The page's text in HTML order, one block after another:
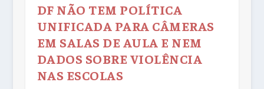
DF NÃO TEM POLÍTICA
UNIFICADA PARA CÂMERAS
EM SALAS DE AULA E NEM
DADOS SOBRE VIOLÊNCIA
NAS ESCOLAS